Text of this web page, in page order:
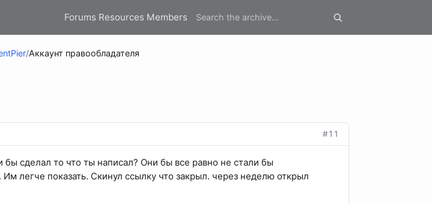
Forums Resources Members
/Аккаунт правообладателя
#11
бы сделал то что ты написал? Они бы все равно не стали бы
Им легче показать. Скинул ссылку что закрыл. через неделю открыл